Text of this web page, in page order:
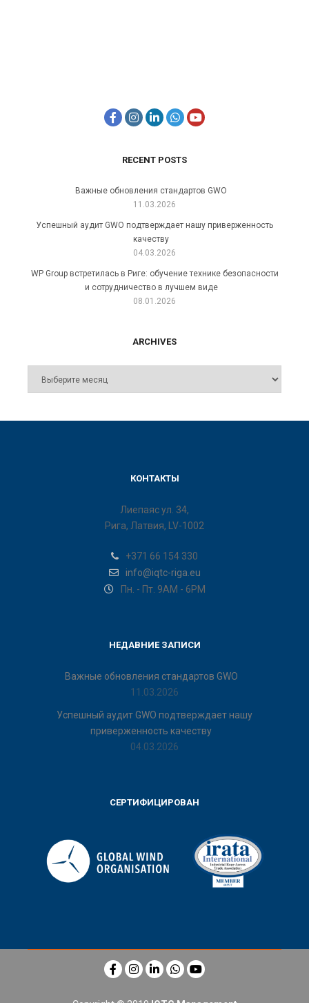
RECENT POSTS
Важные обновления стандартов GWO
11.03.2026
Успешный аудит GWO подтверждает нашу приверженность
качеству
04.03.2026
WP Group встретилась в Риге: обучение технике безопасности
и сотрудничество в лучшем виде
08.01.2026
ARCHIVES
КОНТАКТЫ
Лиепаяс ул. 34,
Рига, Латвия, LV-1002
+371 66 154 330
info@iqtc-riga.eu
Пн. - Пт. 9AM - 6PM
НЕДАВНИЕ ЗАПИСИ
Важные обновления стандартов GWO
11.03.2026
Успешный аудит GWO подтверждает нашу
приверженность качеству
04.03.2026
СЕРТИФИЦИРОВАН